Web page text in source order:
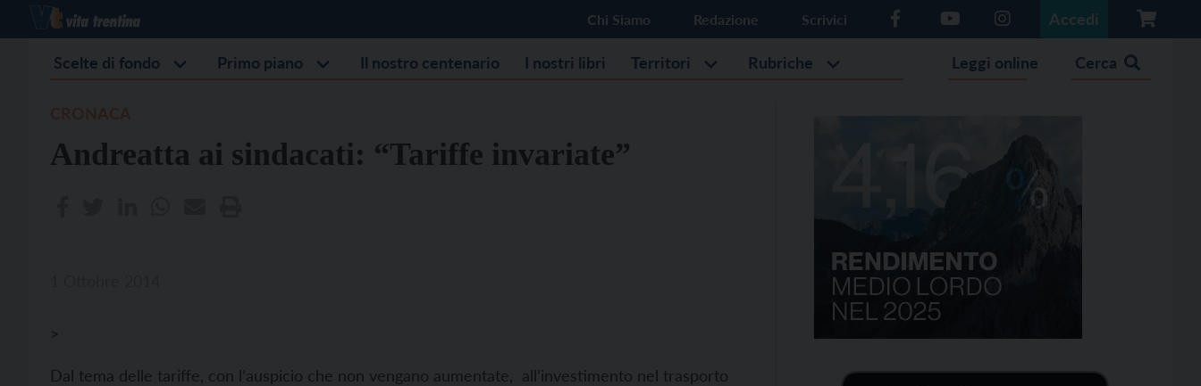
Chi Siamo Redazione Scrivici Accedi
Scelte di fondo Primo piano Il nostro centenario I nostri libri Territori Rubriche Leggi online Cerca
Andreatta ai sindacati: “Tariffe invariate”
>
Dal tema delle tariffe, con l’auspicio che non vengano aumentate, all’investimento nel trasporto